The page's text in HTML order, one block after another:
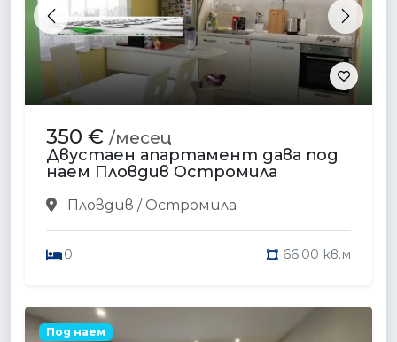
Previous Next
350 € /месец
Двустаен апартамент дава под
наем Пловдив Остромила
Пловдив / Остромила
0 66.00 кв.м
Под наем